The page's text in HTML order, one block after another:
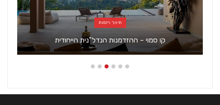
תיווך ויזמות
קו סמוי – ההזדמנות הנדל"נית הייחודית